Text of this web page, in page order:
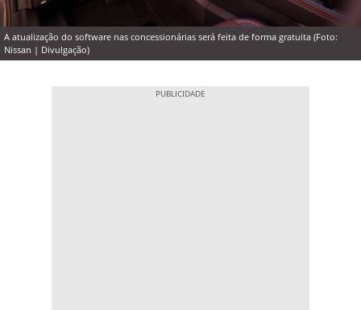
A atualização do software nas concessionárias será feita de forma gratuita (Foto:
Nissan | Divulgação)